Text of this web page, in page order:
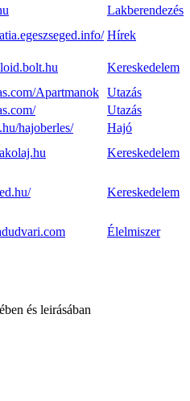
Lakberendezés
Hírek
Kereskedelem
Apartmanok Utazás
Utazás
hajoberles/
Hajó
Kereskedelem
Kereskedelem
Élelmiszer
és leirásában